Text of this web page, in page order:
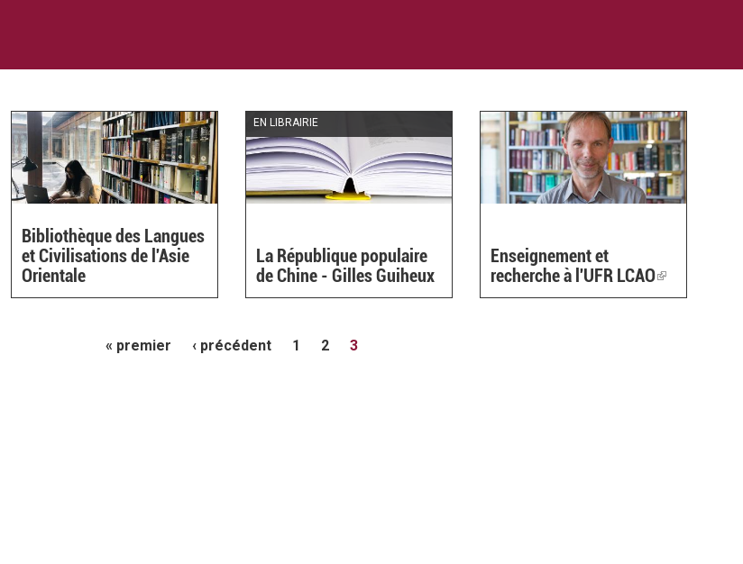
Bibliothèque des Langues
et Civilisations de l'Asie
Orientale
EN LIBRAIRIE
La République populaire
de Chine - Gilles Guiheux
Enseignement et
recherche à l'UFR LCAO(link
is
« premier ‹ précédent 1 2 3